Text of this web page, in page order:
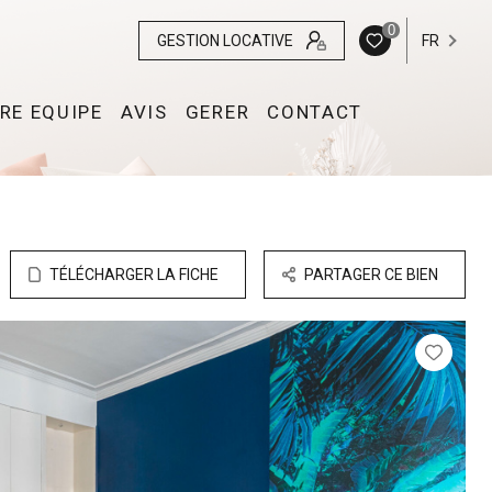
GESTION LOCATIVE
0
FR
EQUIPE AVIS GERER CONTACT
TÉLÉCHARGER LA FICHE PARTAGER CE BIEN